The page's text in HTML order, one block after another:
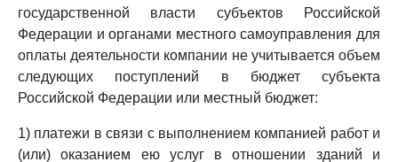
государственной власти субъектов Российской
Федерации и органами местного самоуправления для
оплаты деятельности компании не учитывается объем
следующих поступлений в бюджет субъекта
Российской Федерации или местный бюджет:
1) платежи в связи с выполнением компанией работ и
(или) оказанием ею услуг в отношении зданий и